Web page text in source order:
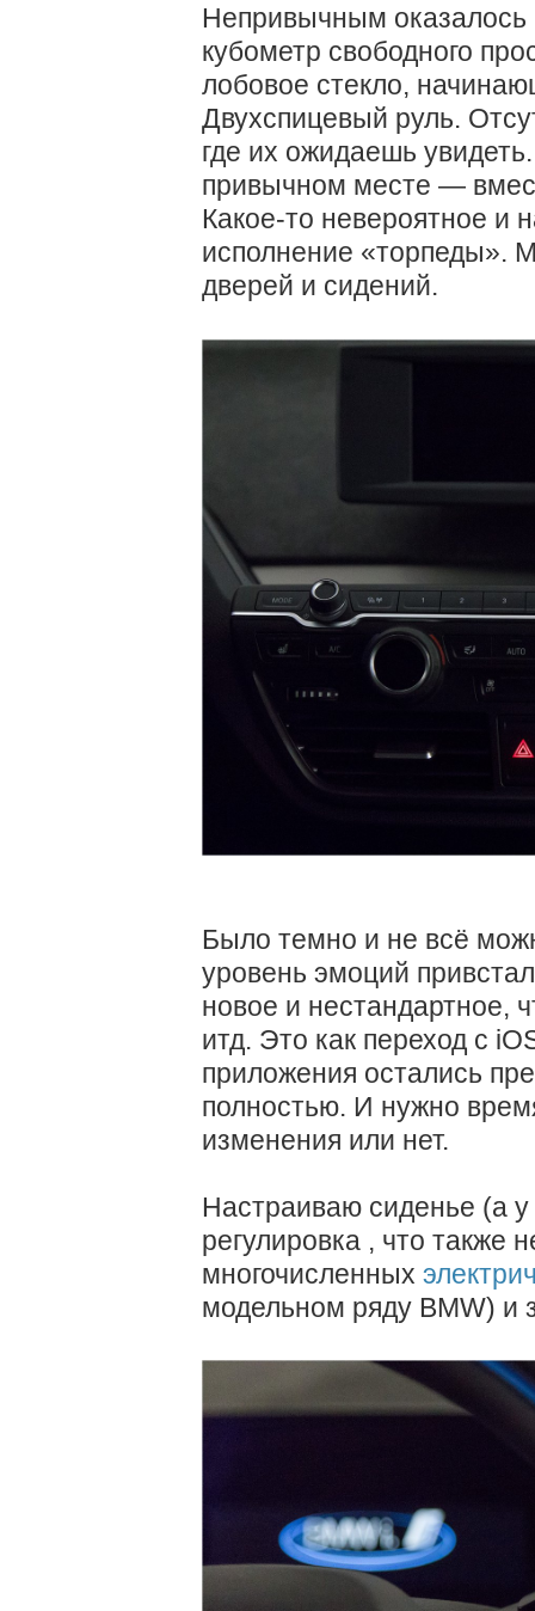
Непривычным
кубометр свободного
лобовое стекло,
Двухспицевый руль.
где их ожидаешь
привычном месте —
Какое-то невероятное и
исполнение «торпеды».
дверей и сидений.
Было темно и не всё
уровень эмоций
новое и нестандартное,
итд. Это как переход с
приложения остались
полностью. И нужно
изменения или нет.
Настраиваю сиденье (а у
регулировка , что также
многочисленных
модельном ряду BMW) и